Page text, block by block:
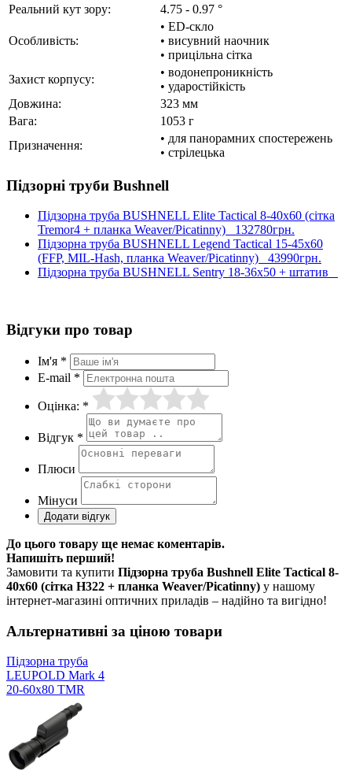
Реальний кут зору: 4.75 - 0.97 °
Особливість:
• ED-скло
• висувний наочник
• прицільна сітка
Захист корпусу:
• водонепроникність
• ударостійкість
Довжина:
323 мм
Вага:
1053 г
Призначення:
• для панорамних спостережень
• стрілецька
Підзорні труби Bushnell
Підзорна труба BUSHNELL Elite Tactical 8-40x60 (сітка
Tremor4 + планка Weaver/Picatinny) 132780грн.
Підзорна труба BUSHNELL Legend Tactical 15-45x60
(FFP, MIL-Hash, планка Weaver/Picatinny) 43990грн.
Підзорна труба BUSHNELL Sentry 18-36x50 + штатив
Відгуки про товар
Ім'я *
E-mail *
Оцінка: *
Відгук *
Плюси
Мінуси
До цього товару ще немає коментарів.
Напишіть перший!
Замовити та купити Підзорна труба Bushnell Elite Tactical 8-
40x60 (сітка H322 + планка Weaver/Picatinny) у нашому
інтернет-магазині оптичних приладів – надійно та вигідно!
Альтернативні за ціною товари
Підзорна труба
LEUPOLD Mark 4
20-60x80 TMR